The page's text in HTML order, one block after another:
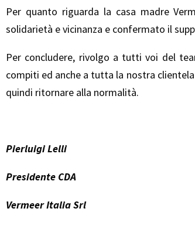
Per quanto riguarda la casa madre
solidarietà e vicinanza e confermato il
Per concludere, rivolgo a tutti voi del
compiti ed anche a tutta la nostra
quindi ritornare alla normalità.
Pierluigi Lelli
Presidente CDA
Vermeer Italia Srl